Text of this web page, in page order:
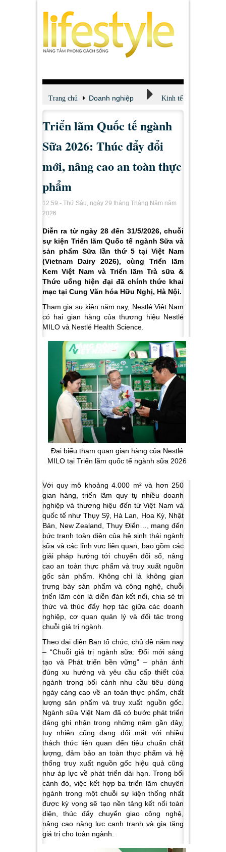
Trang chủ Doanh nghiệp Kinh tế
Triển lãm Quốc tế ngành
Sữa 2026: Thúc đẩy đổi
mới, nâng cao an toàn thực
phẩm
12:59 - Thứ Sáu, ngày 29 tháng Tháng Năm năm
2026
Diễn ra từ ngày 28 đến 31/5/2026, chuỗi
sự kiện Triển lãm Quốc tế ngành Sữa và
sản phẩm Sữa lần thứ 5 tại Việt Nam
(Vietnam Dairy 2026), cùng Triển lãm
Kem Việt Nam và Triển lãm Trà sữa &
Thức uống hiện đại đã chính thức khai
mạc tại Cung Văn hóa Hữu Nghị, Hà Nội.
Tham gia sự kiện năm nay, Nestlé Việt Nam
có hai gian hàng của thương hiệu Nestlé
MILO và Nestlé Health Science.
Đại biểu tham quan gian hàng của Nestlé
MILO tại Triển lãm quốc tế ngành sữa 2026
Với quy mô khoảng 4.000 m² và hơn 250
gian hàng, triển lãm quy tụ nhiều doanh
nghiệp và thương hiệu đến từ Việt Nam và
quốc tế như Thụy Sỹ, Hà Lan, Hoa Kỳ, Nhật
Bản, New Zealand, Thụy Điển…, mang đến
bức tranh toàn diện của hệ sinh thái ngành
sữa và các lĩnh vực liên quan, bao gồm các
giải pháp hướng tới chuyển đổi số, nâng
cao an toàn thực phẩm và truy xuất nguồn
gốc sản phẩm. Không chỉ là không gian
trưng bày sản phẩm và công nghệ, chuỗi
triển lãm còn là diễn đàn kết nối, chia sẻ tri
thức và thúc đẩy hợp tác giữa các doanh
nghiệp, cơ quan quản lý và đối tác trong
chuỗi giá trị ngành.
Theo đại diện Ban tổ chức, chủ đề năm nay
– “Chuỗi giá trị ngành sữa: Đổi mới sáng
tạo và Phát triển bền vững” – phản ánh
đúng xu hướng và yêu cầu cấp thiết của
ngành trong bối cảnh nhu cầu tiêu dùng
ngày càng cao về an toàn thực phẩm, chất
lượng sản phẩm và truy xuất nguồn gốc.
Ngành sữa Việt Nam đã có bước phát triển
đáng ghi nhận trong những năm gần đây,
tuy nhiên cũng đang đối mặt với nhiều
thách thức liên quan đến tiêu chuẩn chất
lượng, đảm bảo an toàn thực phẩm và hệ
thống truy xuất nguồn gốc hiệu quả cũng
như áp lực về phát triển dài hạn. Trong bối
cảnh đó, việc kết hợp ba triển lãm chuyên
ngành trong một chuỗi sự kiện thống nhất
được kỳ vọng sẽ tạo nền tảng kết nối toàn
diện, thúc đẩy chuyển giao công nghệ,
nâng cao năng lực cạnh tranh và gia tăng
giá trị cho toàn ngành.